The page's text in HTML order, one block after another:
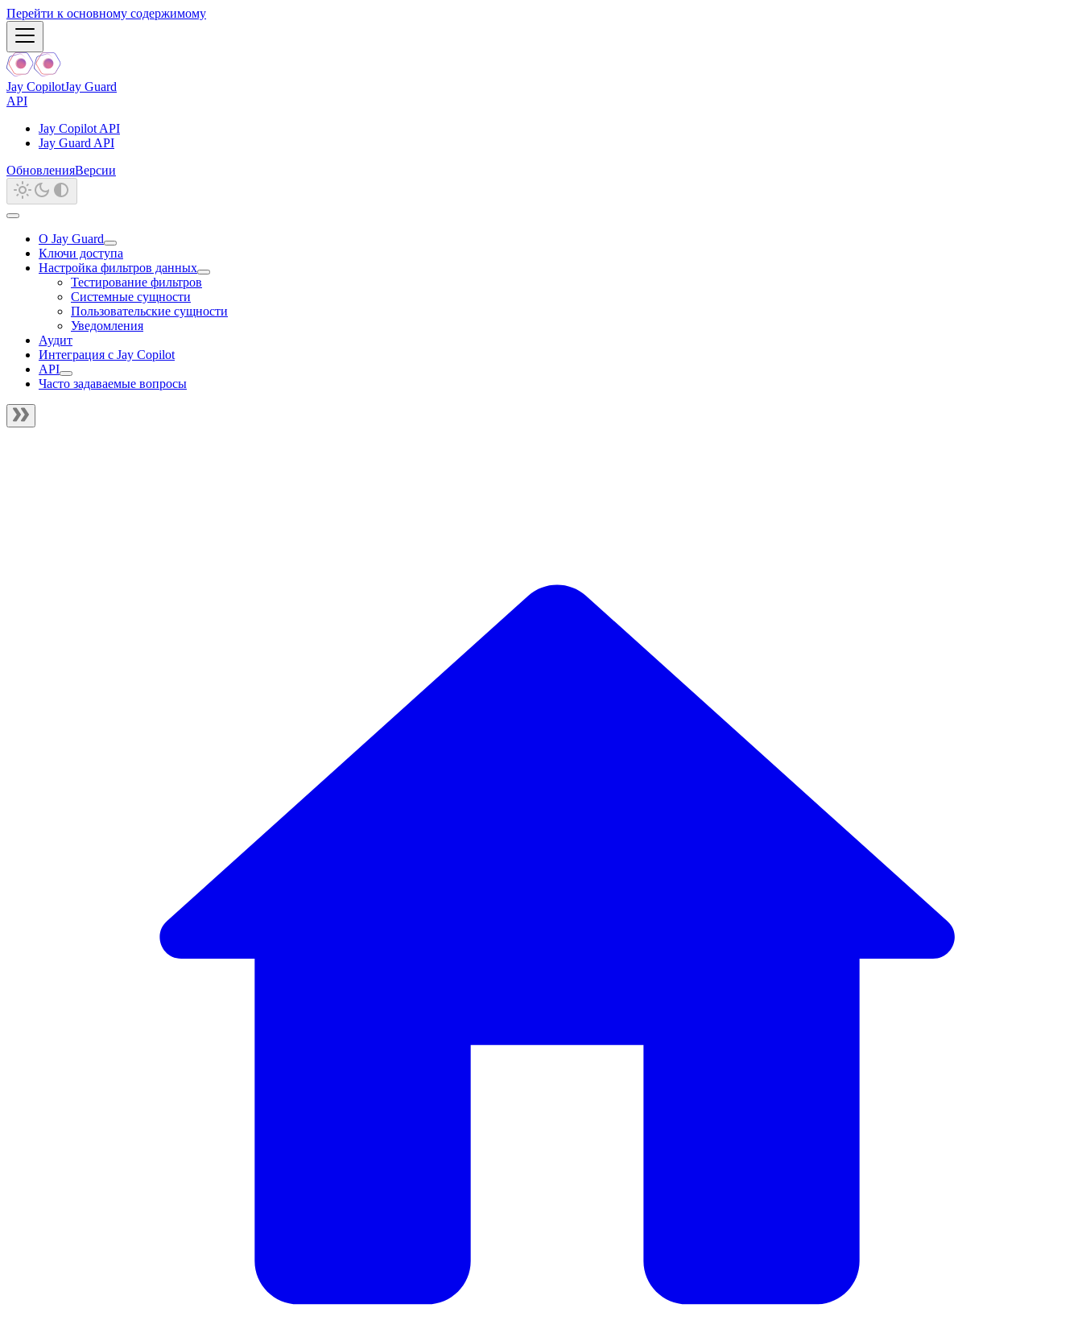
Перейти к основному содержимому
Jay CopilotJay Guard
API
Jay Copilot API
Jay Guard API
ОбновленияВерсии
О Jay Guard
Ключи доступа
Настройка фильтров данных
Тестирование фильтров
Системные сущности
Пользовательские сущности
Уведомления
Аудит
Интеграция с Jay Copilot
API
Часто задаваемые вопросы